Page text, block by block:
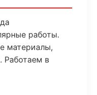
работы.
материалы,
Работаем в